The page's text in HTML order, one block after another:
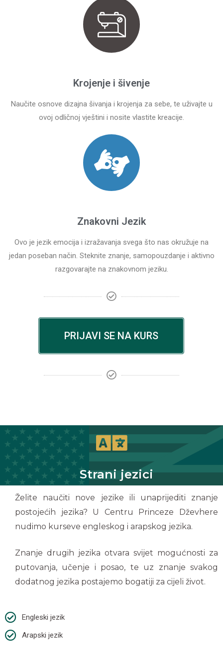
Krojenje i šivenje
Naučite osnove dizajna šivanja i krojenja za sebe, te uživajte u
ovoj odličnoj vještini i nosite vlastite kreacije.
Znakovni Jezik
Ovo je jezik emocija i izražavanja svega što nas okružuje na
jedan poseban način. Steknite znanje, samopouzdanje i aktivno
razgovarajte na znakovnom jeziku.
PRIJAVI SE NA KURS
Strani jezici
Želite naučiti nove jezike ili unaprijediti znanje
postojećih jezika? U Centru Princeze Dževhere
nudimo kurseve engleskog i arapskog jezika.
Znanje drugih jezika otvara svijet mogućnosti za
putovanja, učenje i posao, te uz znanje svakog
dodatnog jezika postajemo bogatiji za cijeli život.
Engleski jezik
Arapski jezik